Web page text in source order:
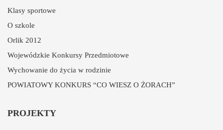
Klasy sportowe
O szkole
Orlik 2012
Wojewódzkie Konkursy Przedmiotowe
Wychowanie do życia w rodzinie
POWIATOWY KONKURS “CO WIESZ O ŻORACH”
PROJEKTY